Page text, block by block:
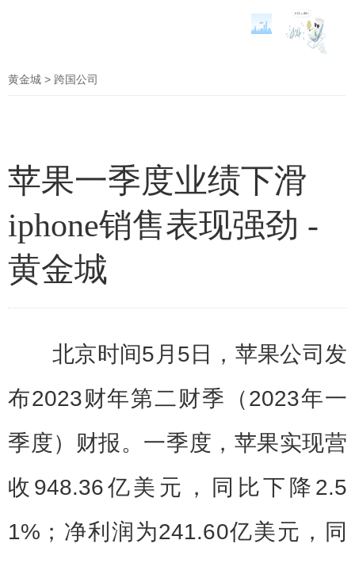
黄金城 > 跨国公司
苹果一季度业绩下滑
iphone销售表现强劲 -
黄金城
北京时间5月5日，苹果公司发
布2023财年第二财季（2023年一
季度）财报。一季度，苹果实现营
收948.36亿美元，同比下降2.5
1%；净利润为241.60亿美元，同